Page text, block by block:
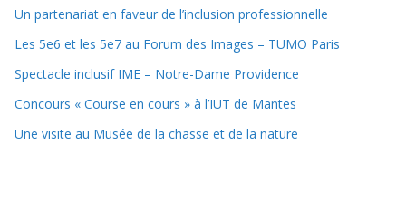
Un partenariat en faveur de l’inclusion professionnelle
Les 5e6 et les 5e7 au Forum des Images – TUMO Paris
Spectacle inclusif IME – Notre-Dame Providence
Concours « Course en cours » à l’IUT de Mantes
Une visite au Musée de la chasse et de la nature